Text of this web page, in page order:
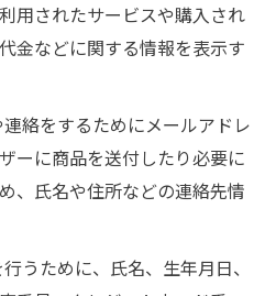
用されたサービスや購入され
金などに関する情報を表示す
絡をするためにメールアドレ
ーに商品を送付したり必要に
、氏名や住所などの連絡先情
うために、氏名、生年月日、